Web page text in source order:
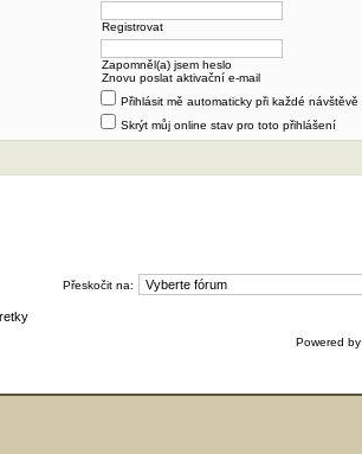
Registrovat
Zapomněl(a) jsem heslo
Znovu poslat aktivační e-mail
Přihlásit mě automaticky při každé návštěvě
Skrýt můj online stav pro toto přihlášení
Přeskočit na:
Powered by